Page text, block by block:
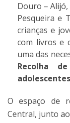
Douro – Alijó,
Pesqueira e
crianças e
com livros e
uma das
Recolha
adolescentes
O espaço de
Central, junto